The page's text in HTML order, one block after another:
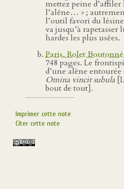
mettez peine d’affiler
l’alêne… » ;
l’outil favori du
va jusqu’à rapetasser
hardes les plus usées.
Paris, Rolet
748 pages. Le
d’une alène entourée
Omina vincit subula
bout de tout].
Imprimer cette note
Citer cette note